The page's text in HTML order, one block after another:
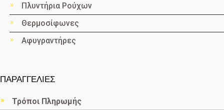
Πλυντήρια Ρούχων
Θερμοσίφωνες
Αφυγραντήρες
ΠΑΡΑΓΓΕΛΙΕΣ
Τρόποι Πληρωμής